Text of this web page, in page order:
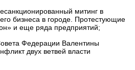
митинг в
бизнеса в городе. Протестующие
и еще ряда предприятий;
Федерации Валентины
двух ветвей власти